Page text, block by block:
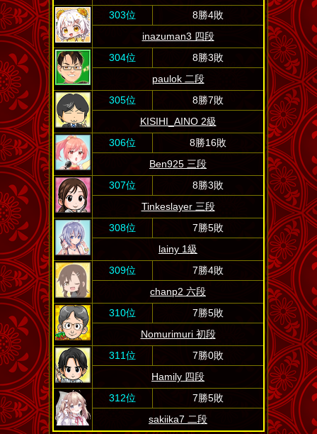
303位
8勝4敗
inazuman3 四段
304位
8勝3敗
paulok 二段
305位
8勝7敗
KISIHI_AINO 2級
306位
8勝16敗
Ben925 三段
307位
8勝3敗
Tinkeslayer 三段
308位
7勝5敗
lainy 1級
309位
7勝4敗
chanp2 六段
310位
7勝5敗
Nomurimuri 初段
311位
7勝0敗
Hamily 四段
312位
7勝5敗
sakiika7 二段